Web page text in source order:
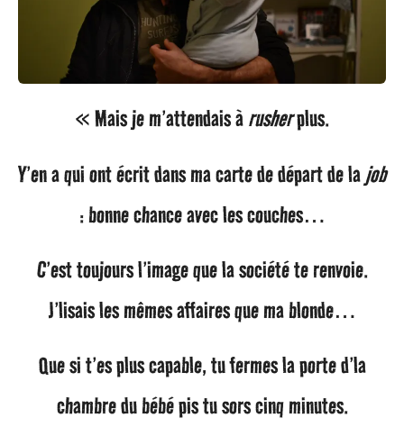
« Mais je m’attendais àrusherplus.
Y’en a qui ont écrit dans ma carte de départ de lajob
: bonne chance avec les couches…
C’est toujours l’image que la société te renvoie.
J’lisais les mêmes affaires que ma blonde…
Que si t’es plus capable, tu fermes la porte d’la
chambre du bébé pis tu sors cinq minutes.